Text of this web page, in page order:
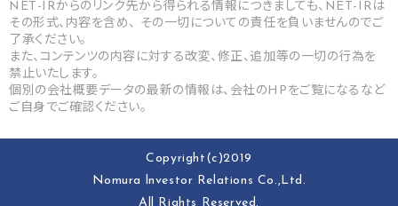
NET-IRからのリンク先から得られる情報につきましても、NET-IRは
その形式、内容を含め、 その一切についての責任を負いませんのでご
了承ください。
また、コンテンツの内容に対する改変、修正、追加等の一切の行為を
禁止いたします。
個別の会社概要データの最新の情報は、会社のHPをご覧になるなど
ご自身でご確認ください。
Copyright(c)2019
Nomura lnvestor Relations Co.,Ltd.
All Rights Reserved.